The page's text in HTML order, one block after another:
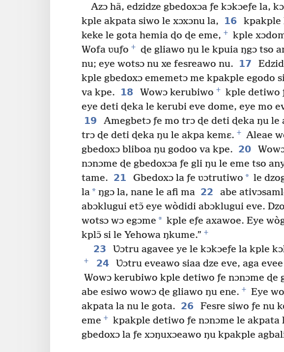
Azɔ hã, edzidze gbedoxɔa ƒe kɔkɔeƒe la,
kple akpata siwo le xɔxɔnu la,
16
kpakple
keke le gota hemia ɖo ɖe eme, +
kple
Wofa ʋuƒo +
ɖe gliawo ŋu le kpuia ŋgɔ tso
nu; eye wotsɔ nu xe fesreawo nu.
17
kple gbedoxɔ ememetɔ me kpakple egodo
va kpe.
18 Wowɔ kerubiwo + kple detiwo
eye deti ɖeka le kerubi eve dome, eye mo
19
Amegbetɔ ƒe mo trɔ ɖe deti ɖeka ŋu le
trɔ ɖe deti ɖeka ŋu le akpa kemɛ. +
Aleae
gbedoxɔ bliboa ŋu godoo va kpe. 20
nɔnɔme ɖe gbedoxɔa ƒe gli ŋu le eme tso
tame. 21 Gbedoxɔ la ƒe ʋɔtrutiwo * le
la* ŋgɔ la, nane le afi ma 22 abe
abɔklugui etɔ̃ eye wòdidi abɔklugui eve.
wotsɔ wɔ egɔme * kple eƒe axawoe. Eye
kplɔ̃ si le Yehowa ŋkume.” +
23 Ʋɔtru agavee ye le kɔkɔeƒe la kple
+ 24 Ʋɔtru eveawo siaa dze eve, aga
Wowɔ kerubiwo kple detiwo ƒe nɔnɔme ɖe
abe esiwo wowɔ ɖe gliawo ŋu ene. +
Eye
akpata la nu le gota. 26
Fesre siwo ƒe nu
eme +
kpakple detiwo ƒe nɔnɔme le akpata
gbedoxɔ la ƒe xɔŋuxɔeawo ŋu kpakple